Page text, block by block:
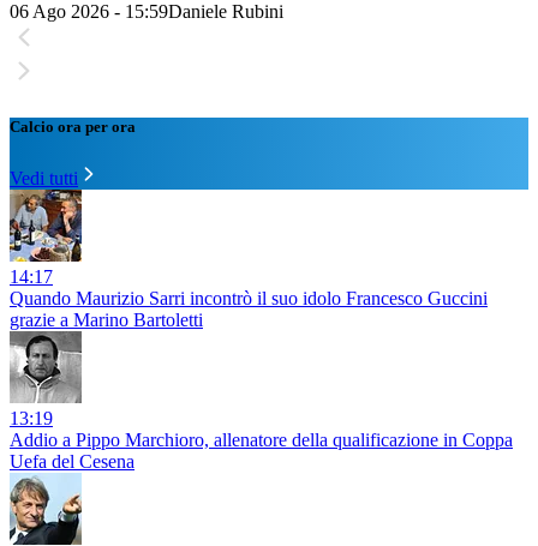
06 Ago 2026 - 15:59Daniele Rubini
Calcio ora per ora
Vedi tutti
14:17
Quando Maurizio Sarri incontrò il suo idolo Francesco Guccini
grazie a Marino Bartoletti
13:19
Addio a Pippo Marchioro, allenatore della qualificazione in Coppa
Uefa del Cesena